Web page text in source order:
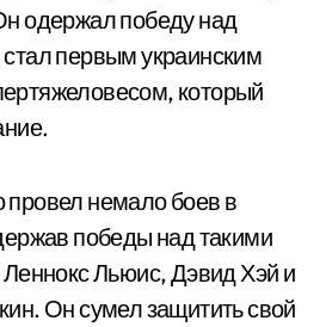
одержал победу над
первым украинским
который
немало боев в
победы над такими
Льюис, Дэвид Хэй и
Он сумел защитить свой